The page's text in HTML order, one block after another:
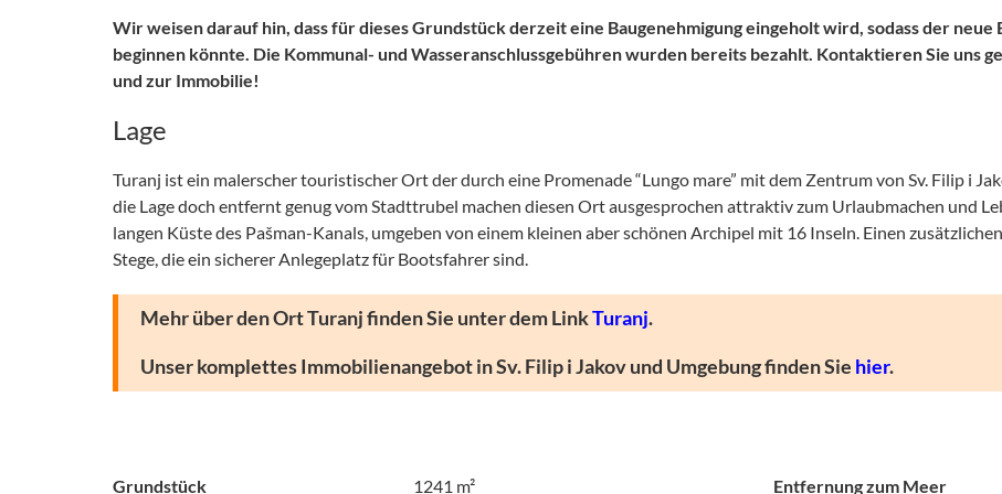
Wir weisen darauf hin, dass für dieses Grundstück derzeit eine Baugenehmigung eingeholt wird, sodass der
beginnen könnte. Die Kommunal- und Wasseranschlussgebühren wurden bereits bezahlt. Kontaktieren Sie uns
und zur Immobilie!
Lage
Turanj ist ein malerscher touristischer Ort der durch eine Promenade “Lungo mare” mit dem Zentrum von Sv. Filip i
die Lage doch entfernt genug vom Stadttrubel machen diesen Ort ausgesprochen attraktiv zum Urlaubmachen und
langen Küste des Pašman-Kanals, umgeben von einem kleinen aber schönen Archipel mit 16 Inseln. Einen
Stege, die ein sicherer Anlegeplatz für Bootsfahrer sind.
Mehr über den Ort Turanj finden Sie unter dem LinkTuranj.
Unser komplettes Immobilienangebot in Sv. Filip i Jakov und Umgebung finden Sie hier.
Grundstück 1241 m² Entfernung zum Meer